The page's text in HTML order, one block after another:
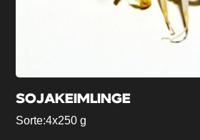
SOJAKEIMLINGE
Sorte:4x250 g